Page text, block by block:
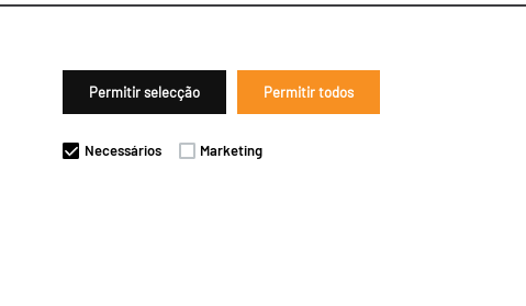
Permitir selecção Permitir todos
Necessários Marketing